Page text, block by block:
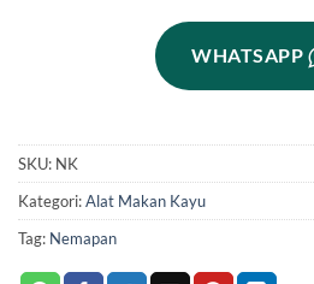
WHATSAPP
SKU: NK
Kategori:Alat Makan Kayu
Tag: Nemapan